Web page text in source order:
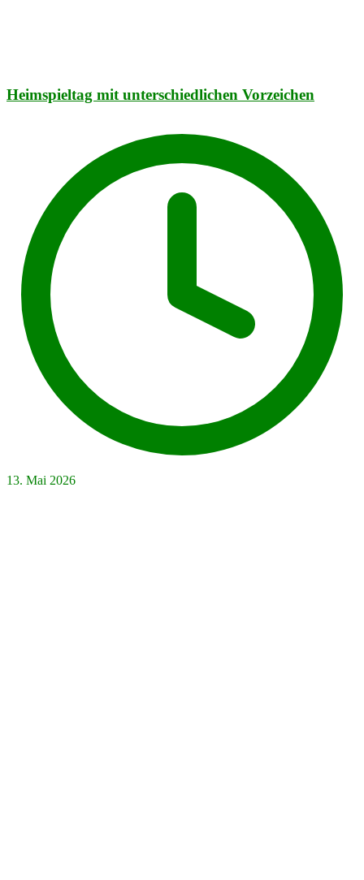
Heimspieltag mit unterschiedlichen Vorzeichen
13. Mai 2026